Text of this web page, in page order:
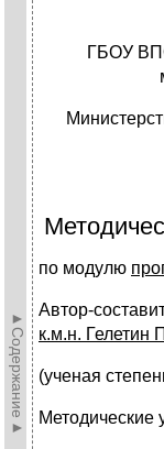
►Содержание►
ГБОУ
по модулю
Автор-
к.м.н. Гелетин
(ученая
Методические